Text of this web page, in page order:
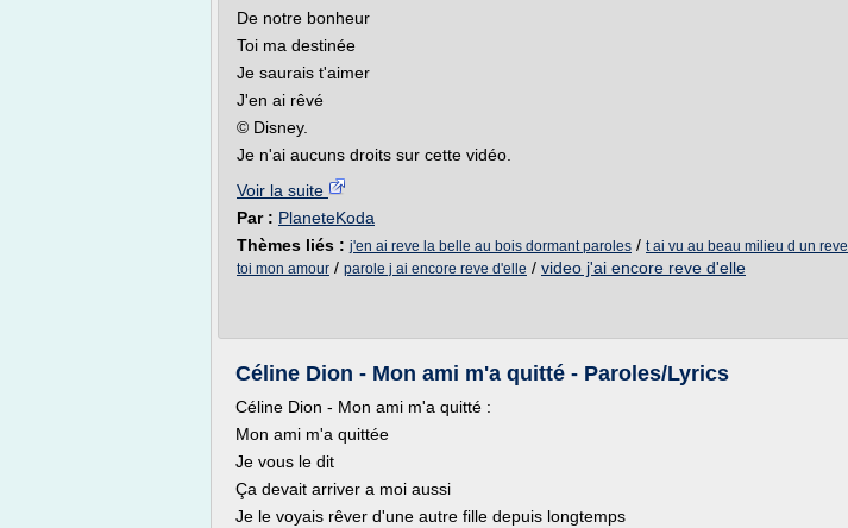
De notre bonheur
Toi ma destinée
Je saurais t'aimer
J'en ai rêvé
© Disney.
Je n'ai aucuns droits sur cette vidéo.
Voir la suite
Par : PlaneteKoda
Thèmes liés : j'en ai reve la belle au bois dormant paroles / t ai vu au beau milieu d un reve
toi mon amour / parole j ai encore reve d'elle / video j'ai encore reve d'elle
Céline Dion - Mon ami m'a quitté - Paroles/Lyrics
Céline Dion - Mon ami m'a quitté :
Mon ami m'a quittée
Je vous le dit
Ça devait arriver a moi aussi
Je le voyais rêver d'une autre fille depuis longtemps